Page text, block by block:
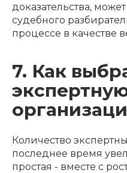
доказательства,
судебного
процессе в качестве
7. Как
Количество
последнее время
простая - вместе с